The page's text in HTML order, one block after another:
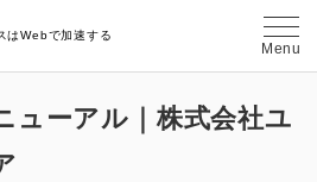
さいたま市のWeb制作・コンテ
はWebで加速する
Menu
ューアル｜株式会社ユ